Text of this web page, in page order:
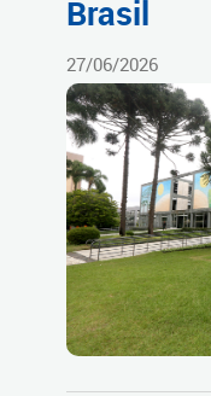
Brasil
27/06/2026